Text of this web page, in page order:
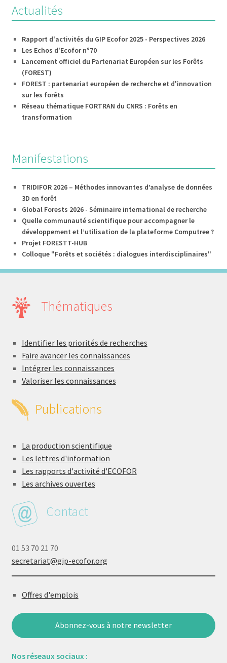
Actualités
Rapport d'activités du GIP Ecofor 2025 - Perspectives 2026
Les Echos d'Ecofor n°70
Lancement officiel du Partenariat Européen sur les Forêts
(FOREST)
FOREST : partenariat européen de recherche et d'innovation
sur les forêts
Réseau thématique FORTRAN du CNRS : Forêts en
transformation
Manifestations
TRIDIFOR 2026 – Méthodes innovantes d’analyse de données
3D en forêt
Global Forests 2026 - Séminaire international de recherche
Quelle communauté scientifique pour accompagner le
développement et l’utilisation de la plateforme Computree ?
Projet FORESTT-HUB
Colloque "Forêts et sociétés : dialogues interdisciplinaires"
Thématiques
Identifier les priorités de recherches
Faire avancer les connaissances
Intégrer les connaissances
Valoriser les connaissances
Publications
La production scientifique
Les lettres d'information
Les rapports d'activité d'ECOFOR
Les archives ouvertes
Contact
01 53 70 21 70
secretariat@gip-ecofor.org
Offres d'emplois
Abonnez-vous à notre newsletter
Nos réseaux sociaux :